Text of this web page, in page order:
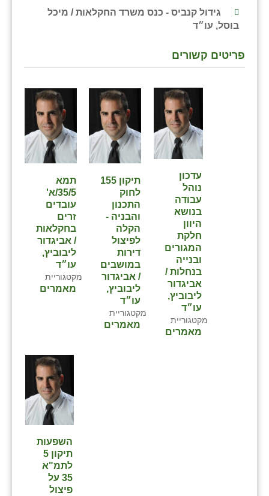
גידול קנביס - כנס משרד החקלאות / מיכל
בוסל, עו״ד
פריטים קשורים
תמא
35/5/א'
עובדים
זרים
בחקלאות
/ אביגדור
ליבוביץ,
עו״ד
מקטגוריית
מאמרים
תיקון 155
לחוק
התכנון
והבניה -
הקלה
לפיצול
דירות
במושבים
/ אביגדור
ליבוביץ,
עו״ד
מקטגוריית
מאמרים
עדכון
נוהל
עבודה
בנושא
היוון
חלקת
המגורים
ובנייה
בנחלות /
אביגדור
ליבוביץ,
עו״ד
מקטגוריית
מאמרים
השפעות
תיקון 5
לתמ"א
35 על
פיצול
רמות השבים